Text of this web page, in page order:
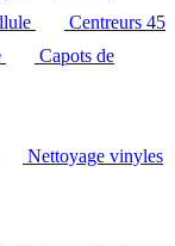
Centreurs 45
Capots de
Nettoyage vinyles